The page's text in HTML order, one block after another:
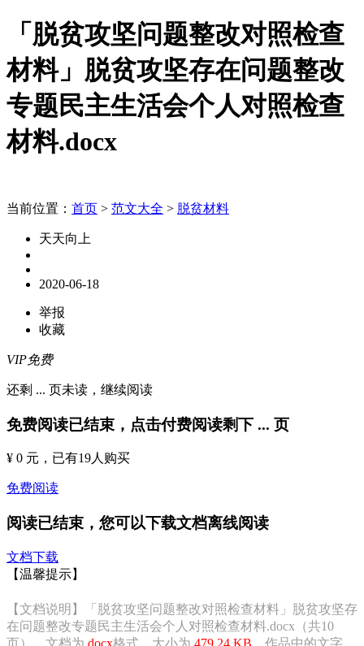
「脱贫攻坚问题整改对照检查
材料」脱贫攻坚存在问题整改
专题民主生活会个人对照检查
材料.docx
当前位置： 首页 > 范文大全 > 脱贫材料
天天向上
2020-06-18
举报
收藏
VIP免费
还剩 ... 页未读， 继续阅读
免费阅读已结束，点击付费阅读剩下 ... 页
¥ 0 元 ，已有19人购买
免费阅读
阅读已结束，您可以下载文档离线阅读
文档下载
【温馨提示】
【文档说明】「脱贫攻坚问题整改对照检查材料」脱贫攻坚存
在问题整改专题民主生活会个人对照检查材料.docx（共10
页），文档为.docx格式，大小为 479.24 KB ，作品中的文字、